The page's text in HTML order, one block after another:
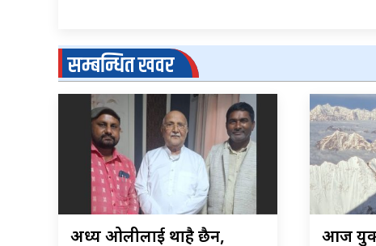
सम्बन्धित खवर
अध्यक्ष ओलीलाई थाहै छैन,
आज